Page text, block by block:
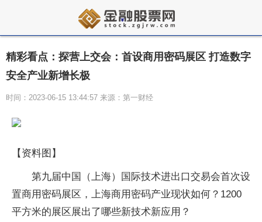
精彩看点：探营上交会：首设商用密码展区 打造数字
安全产业新增长极
时间：2023-06-15 13:44:57 来源：第一财经
【资料图】
第九届中国（上海）国际技术进出口交易会首次设
置商用密码展区，上海商用密码产业现状如何？1200
平方米的展区展出了哪些新技术新应用？